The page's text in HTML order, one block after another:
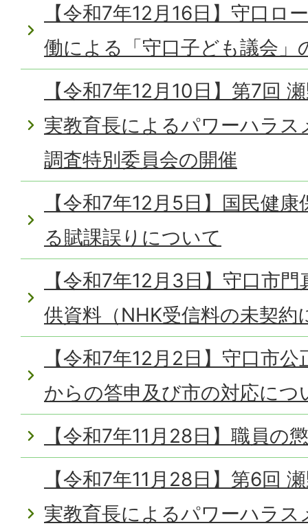
【令和7年12月16日】守口ロ
働による「守口子ども議会」
【令和7年12月10日】第7回
実教育長によるパワーハラ
調査特別委員会の開催
【令和7年12月5日】国民健
る賦課誤りについて
【令和7年12月3日】守口市
供資料（NHK受信料の未契約
【令和7年12月2日】守口市
からの答申及び市の対応につ
【令和7年11月28日】職員の
【令和7年11月28日】第6回
実教育長によるパワーハラ